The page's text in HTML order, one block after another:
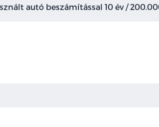
autó beszámítással 10 év /